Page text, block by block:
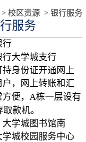
>校区资源 >银行服务
服务
行
行大学城支行
持身份证开通网上
户，网上转账和汇
方便，A栋一层设有
款机。
大学城图书馆南
学城校园服务中心